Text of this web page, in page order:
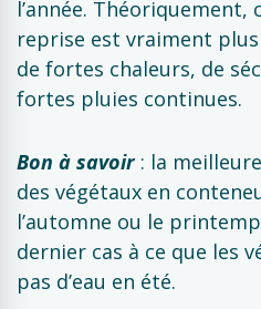
l’année. Théoriquement,
reprise est vraiment
de fortes chaleurs, de
fortes pluies continues.
Bon à savoir : la
des végétaux en
l’automne ou le
dernier cas à ce que les
pas d’eau en été.